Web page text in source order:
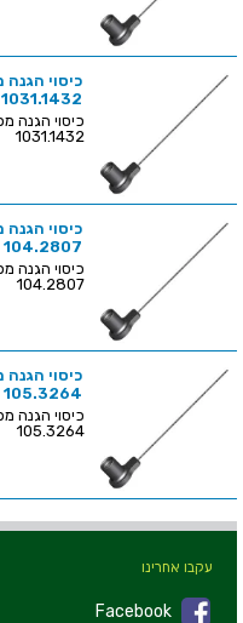
1031.1432
1031.1432 ...
104.2807
104.2807 ...
105.3264
105.3264 ...
עקבו אחרינו
Facebook